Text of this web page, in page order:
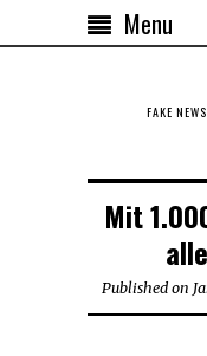
Menu
FAKE
Mit
Published on